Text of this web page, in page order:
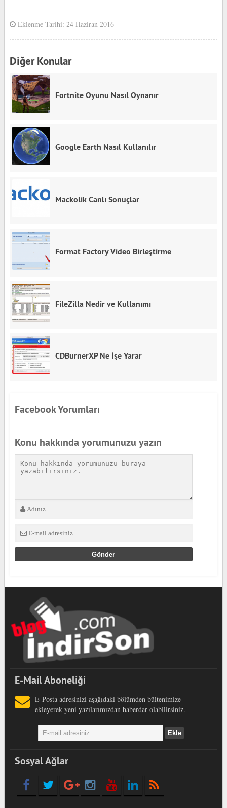
Eklenme Tarihi: 24 Haziran 2016
Diğer Konular
Fortnite Oyunu Nasıl Oynanır
Google Earth Nasıl Kullanılır
Mackolik Canlı Sonuçlar
Format Factory Video Birleştirme
FileZilla Nedir ve Kullanımı
CDBurnerXP Ne İşe Yarar
Facebook Yorumları
Konu hakkında yorumunuzu yazın
E-Mail Aboneliği
E-Posta adresinizi aşağıdaki bölümden bültenimize
ekleyerek yeni yazılarımızdan haberdar olabilirsiniz.
Sosyal Ağlar